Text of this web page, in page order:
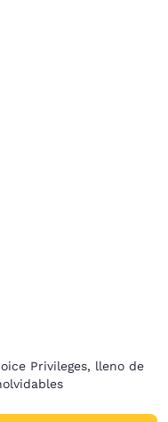
Privileges, lleno de